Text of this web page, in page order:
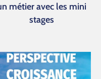
métier avec les mini
stages